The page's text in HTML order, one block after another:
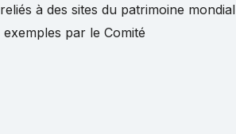
à des sites du patrimoine mondial
par le Comité